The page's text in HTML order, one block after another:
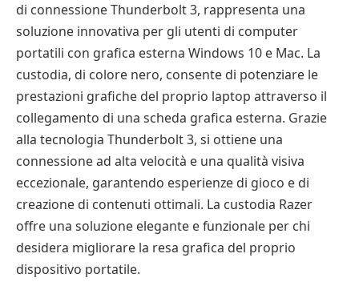
di connessione Thunderbolt 3, rappresenta una
soluzione innovativa per gli utenti di computer
portatili con grafica esterna Windows 10 e Mac. La
custodia, di colore nero, consente di potenziare le
prestazioni grafiche del proprio laptop attraverso il
collegamento di una scheda grafica esterna. Grazie
alla tecnologia Thunderbolt 3, si ottiene una
connessione ad alta velocità e una qualità visiva
eccezionale, garantendo esperienze di gioco e di
creazione di contenuti ottimali. La custodia Razer
offre una soluzione elegante e funzionale per chi
desidera migliorare la resa grafica del proprio
dispositivo portatile.